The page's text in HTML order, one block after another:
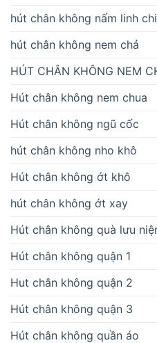
hút chân không nấm linh chi
hút chân không nem chả
HÚT CHÂN KHÔNG NEM
Hút chân không nem chua
Hút chân không ngũ cốc
hút chân không nho khô
Hút chân không ớt khô
hút chân không ớt xay
Hút chân không quà lưu
Hút chân không quận 1
Hut chân không quận 2
Hút chân không quận 3
Hút chân không quần áo